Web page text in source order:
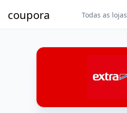
coupora Todas as lojas